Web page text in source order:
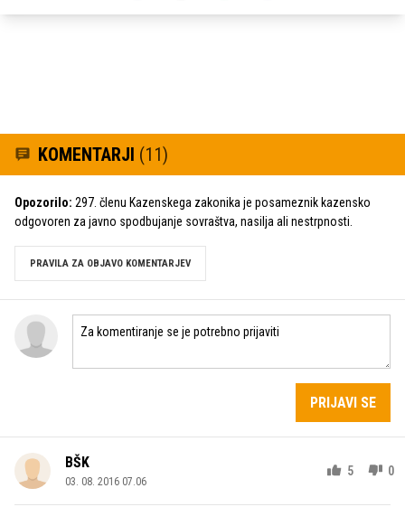
KOMENTARJI (11)
Opozorilo: 297. členu Kazenskega zakonika je posameznik kazensko
odgovoren za javno spodbujanje sovraštva, nasilja ali nestrpnosti.
PRAVILA ZA OBJAVO KOMENTARJEV
PRIJAVI SE
BŠK
03. 08. 2016 07.06
5 0